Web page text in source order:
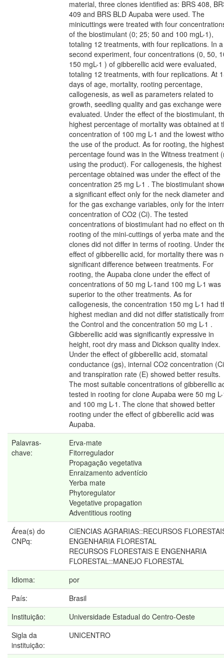
material, three clones identified as: BRS 408,
409 and BRS BLD Aupaba were used. The
minicuttings were treated with four
of the biostimulant (0; 25; 50 and 100 mgL-1),
totaling 12 treatments, with four replications. In a
second experiment, four concentrations (0, 50,
150 mgL-1 ) of gibberellic acid were evaluated,
totaling 12 treatments, with four replications. At
days of age, mortality, rooting percentage,
callogenesis, as well as parameters related to
growth, seedling quality and gas exchange were
evaluated. Under the effect of the biostimulant,
highest percentage of mortality was obtained at
concentration of 100 mg L-1 and the lowest
the use of the product. As for rooting, the highest
percentage found was in the Witness treatment
using the product). For callogenesis, the highest
percentage obtained was under the effect of the
concentration 25 mg L-1 . The biostimulant
a significant effect only for the neck diameter and
for the gas exchange variables, only for the
concentration of CO2 (Ci). The tested
concentrations of biostimulant had no effect on
rooting of the mini-cuttings of yerba mate and
clones did not differ in terms of rooting. Under
effect of gibberellic acid, for mortality there was
significant difference between treatments. For
rooting, the Aupaba clone under the effect of
concentrations of 50 mg L-1and 100 mg L-1 was
superior to the other treatments. As for
callogenesis, the concentration 150 mg L-1 had
highest median and did not differ statistically
the Control and the concentration 50 mg L-1 .
Gibberellic acid was significantly expressive in
height, root dry mass and Dickson quality index.
Under the effect of gibberellic acid, stomatal
conductance (gs), internal CO2 concentration
and transpiration rate (E) showed better results.
The most suitable concentrations of gibberellic
tested in rooting for clone Aupaba were 50 mg
and 100 mg L-1. The clone that showed better
rooting under the effect of gibberellic acid was
Aupaba.
Palavras-
chave:
Erva-mate
Fitorregulador
Propagação vegetativa
Enraizamento adventício
Yerba mate
Phytoregulator
Vegetative propagation
Adventitious rooting
Área(s) do
CNPq:
CIENCIAS AGRARIAS::RECURSOS
ENGENHARIA FLORESTAL
RECURSOS FLORESTAIS E ENGENHARIA
FLORESTAL::MANEJO FLORESTAL
Idioma:
por
País:
Brasil
Instituição:
Universidade Estadual do Centro-Oeste
Sigla da
instituição:
UNICENTRO